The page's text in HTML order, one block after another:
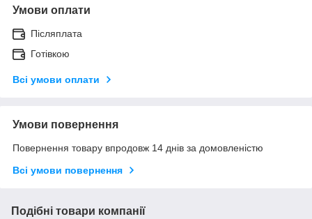
Умови оплати
Післяплата
Готівкою
Всі умови оплати
Умови повернення
Повернення товару впродовж 14 днів за домовленістю
Всі умови повернення
Подібні товари компанії